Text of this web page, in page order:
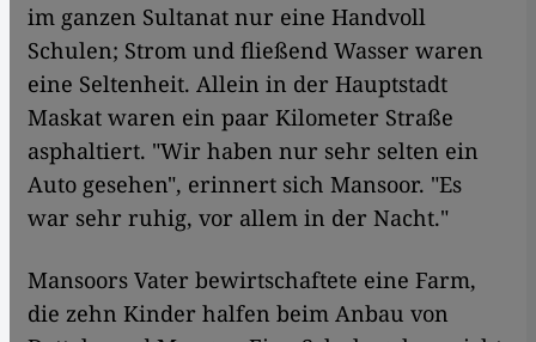
im ganzen Sultanat nur eine Handvoll
Schulen; Strom und fließend Wasser waren
eine Seltenheit. Allein in der Hauptstadt
Maskat waren ein paar Kilometer Straße
asphaltiert. "Wir haben nur sehr selten ein
Auto gesehen", erinnert sich Mansoor. "Es
war sehr ruhig, vor allem in der Nacht."
Mansoors Vater bewirtschaftete eine Farm,
die zehn Kinder halfen beim Anbau von